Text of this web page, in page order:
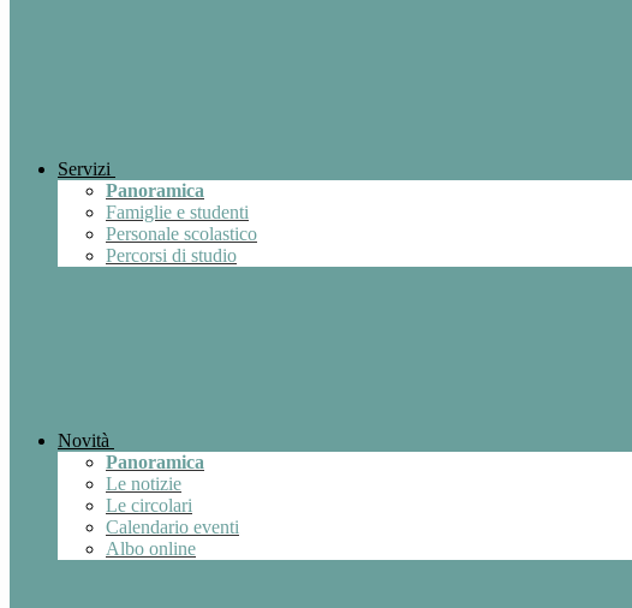
Servizi
Panoramica
Famiglie e studenti
Personale scolastico
Percorsi di studio
Novità
Panoramica
Le notizie
Le circolari
Calendario eventi
Albo online